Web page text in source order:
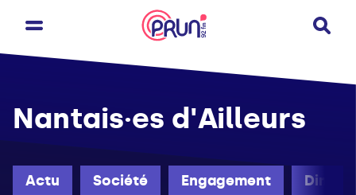
Actu Société Engagement
Nantais·es d'Ailleurs